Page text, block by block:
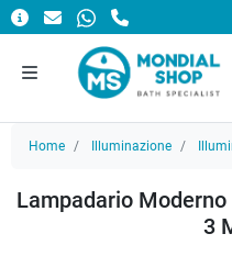
Home Illuminazione
Lampadario Moderno
3